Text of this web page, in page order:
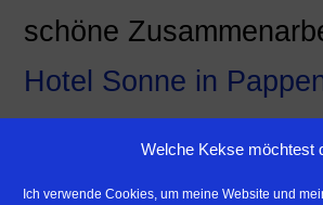
Welche Kekse möchtest
Ich verwende Cookies, um meine Website und
schöne
Hotel Sonne in